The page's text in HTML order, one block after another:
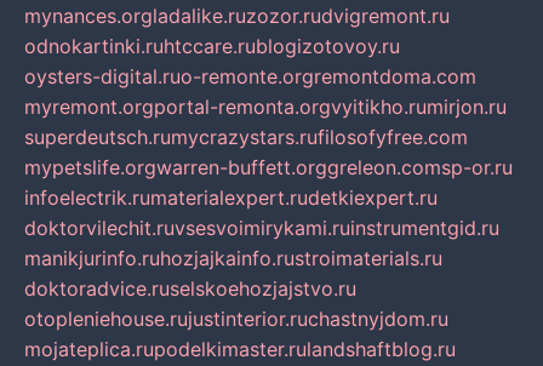
mynances.orgladalike.ruzozor.rudvigremont.ru
odnokartinki.ruhtccare.rublogizotovoy.ru
oysters-digital.ruo-remonte.orgremontdoma.com
myremont.orgportal-remonta.orgvyitikho.rumirjon.ru
superdeutsch.rumycrazystars.rufilosofyfree.com
mypetslife.orgwarren-buffett.orggreleon.comsp-or.ru
infoelectrik.rumaterialexpert.rudetkiexpert.ru
doktorvilechit.ruvsesvoimirykami.ruinstrumentgid.ru
manikjurinfo.ruhozjajkainfo.rustroimaterials.ru
doktoradvice.ruselskoehozjajstvo.ru
otopleniehouse.rujustinterior.ruchastnyjdom.ru
mojateplica.rupodelkimaster.rulandshaftblog.ru